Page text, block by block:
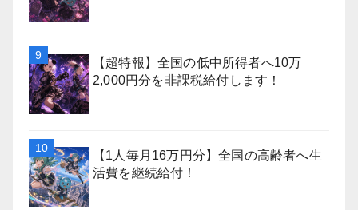
【超特報】全国の低中所得者へ10万
2,000円分を非課税給付します！
【1人毎月16万円分】全国の高齢者へ生
活費を継続給付！